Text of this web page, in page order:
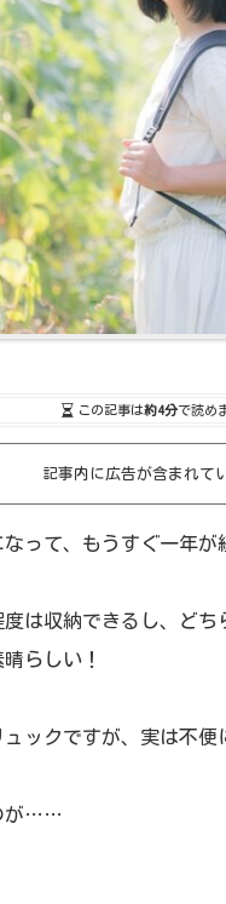
この記事は約4分で読め
記事内に広告が含まれて
って、もうすぐ一年が
は収納できるし、どち
らしい！
ックですが、実は不便
が……